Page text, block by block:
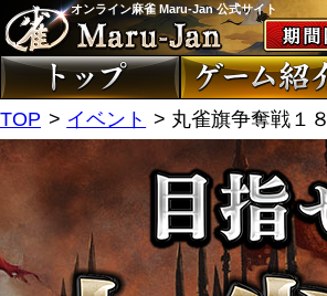
オンライン麻雀 Maru-Jan 公式サイト
TOP イベント 丸雀旗争奪戦１８